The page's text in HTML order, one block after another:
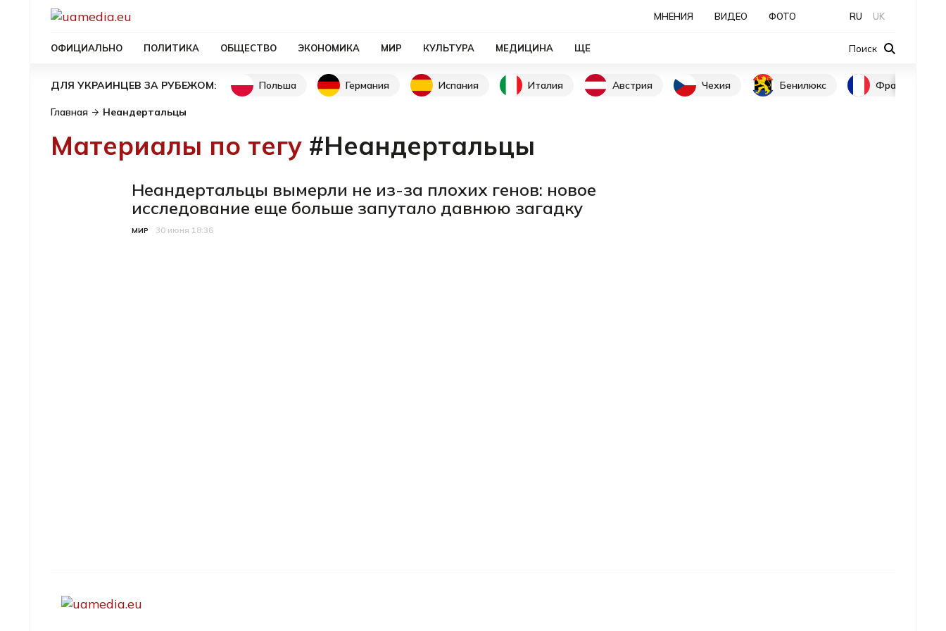
МНЕНИЯ ВИДЕО ФОТО
ОФИЦИАЛЬНО ПОЛИТИКА ОБЩЕСТВО ЭКОНОМИКА МИР КУЛЬТУРА МЕДИЦИНА ЩЕ
RU UK
Поиск
ДЛЯ УКРАИНЦЕВ ЗА РУБЕЖОМ: Польша Германия Испания Италия Австрия Чехия Бенилюкс Франция
Главная Неандертальцы
Материалы по тегу #Неандертальцы
Неандертальцы вымерли не из-за плохих генов: новое
исследование еще больше запутало давнюю загадку
Категория
МИР
Дата публикации
30 июня 18:36